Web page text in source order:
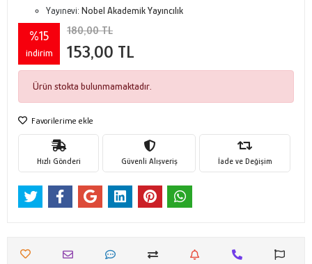
Yayınevi: Nobel Akademik Yayıncılık
%15
indirim
180,00 TL
153,00 TL
Ürün stokta bulunmamaktadır.
Favorilerime ekle
Hızlı Gönderi Güvenli Alışveriş İade ve Değişim